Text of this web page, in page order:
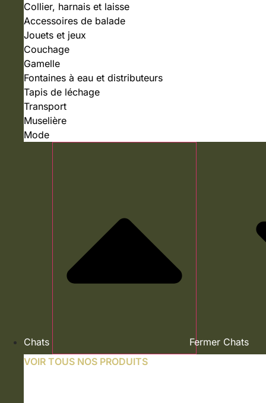
Collier, harnais et laisse
Accessoires de balade
Jouets et jeux
Couchage
Gamelle
Fontaines à eau et distributeurs
Tapis de léchage
Transport
Muselière
Mode
Chats
Fermer Chats
VOIR TOUS NOS PRODUITS